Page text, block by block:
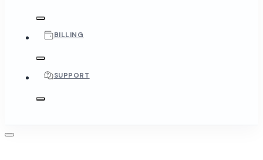
BILLING
SUPPORT